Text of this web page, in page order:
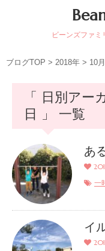
ビーンズファ
ブログTOP > 2018年 > 10月
「 日別アー
日 」 一覧
あ
一
イ